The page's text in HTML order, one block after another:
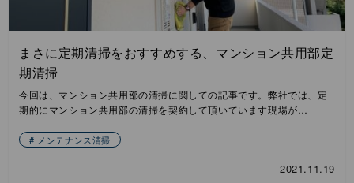
まさに定期清掃をおすすめする、マンション共用部定
期清掃
今回は、マンション共用部の清掃に関しての記事です。弊社では、定
期的にマンション共用部の清掃を契約して頂いています現場が…
メンテナンス清掃
2021.11.19